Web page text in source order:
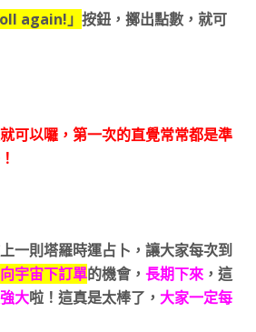
again!」 按鈕，擲出點數，就可
可以囉，第一次的直覺常常都是準
一則塔羅時運占卜，讓大家每次到
向宇宙下訂單的機會， 長期下來，這
大啦！這真是太棒了， 大家一定每